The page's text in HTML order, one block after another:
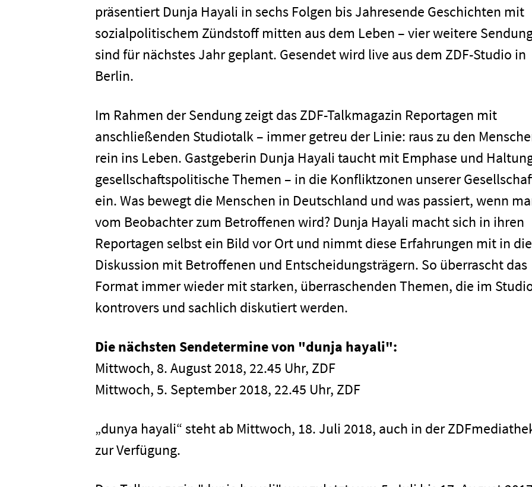
präsentiert Dunja Hayali in sechs Folgen bis Jahresende Geschichten mit
sozialpolitischem Zündstoff mitten aus dem Leben – vier weitere
sind für nächstes Jahr geplant. Gesendet wird live aus dem ZDF-Studio in
Berlin.
Im Rahmen der Sendung zeigt das ZDF-Talkmagazin Reportagen mit
anschließenden Studiotalk – immer getreu der Linie: raus zu den
rein ins Leben. Gastgeberin Dunja Hayali taucht mit Emphase und
gesellschaftspolitische Themen – in die Konfliktzonen unserer
ein. Was bewegt die Menschen in Deutschland und was passiert, wenn
vom Beobachter zum Betroffenen wird? Dunja Hayali macht sich in ihren
Reportagen selbst ein Bild vor Ort und nimmt diese Erfahrungen mit in die
Diskussion mit Betroffenen und Entscheidungsträgern. So überrascht das
Format immer wieder mit starken, überraschenden Themen, die im
kontrovers und sachlich diskutiert werden.
Die nächsten Sendetermine von "dunja hayali":
Mittwoch, 8. August 2018, 22.45 Uhr, ZDF
Mittwoch, 5. September 2018, 22.45 Uhr, ZDF
„dunya hayali“ steht ab Mittwoch, 18. Juli 2018, auch in der
zur Verfügung.
Home
Unternehmen